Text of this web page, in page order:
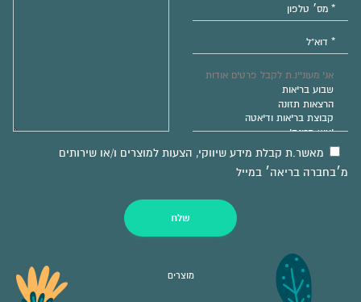
מאשר.ת קבלת מידע שיווקי, הצעות למוצרים ו/או שירותים
מ׳בחברה בריאה׳ במייל
שלח
מוצרים